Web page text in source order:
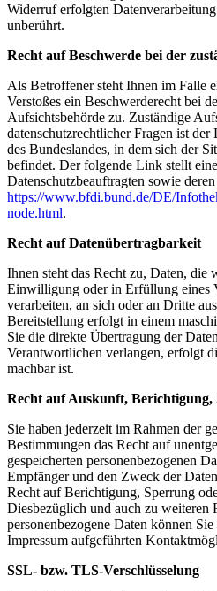
Widerruf erfolgten
unberührt.
Recht auf Beschwerde bei der
Als Betroffener steht Ihnen im Falle
Verstoßes ein Beschwerderecht bei
Aufsichtsbehörde zu. Zuständige
datenschutzrechtlicher Fragen ist der
des Bundeslandes, in dem sich der
befindet. Der folgende Link stellt
Datenschutzbeauftragten sowie
https://www.bfdi.bund.de/DE/
node.html.
Recht auf Datenübertragbarkeit
Ihnen steht das Recht zu, Daten, die
Einwilligung oder in Erfüllung eines
verarbeiten, an sich oder an Dritte
Bereitstellung erfolgt in einem
Sie die direkte Übertragung der
Verantwortlichen verlangen, erfolgt
machbar ist.
Recht auf Auskunft, Berichtigung,
Sie haben jederzeit im Rahmen der
Bestimmungen das Recht auf
gespeicherten personenbezogenen
Empfänger und den Zweck der
Recht auf Berichtigung, Sperrung
Diesbezüglich und auch zu weiteren
personenbezogene Daten können
Impressum aufgeführten
SSL- bzw. TLS-Verschlüsselung